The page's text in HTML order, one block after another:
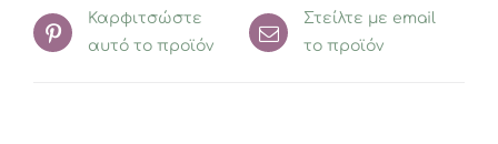
Καρφιτσώστε
αυτό το προϊόν
Στείλτε με email
το προϊόν